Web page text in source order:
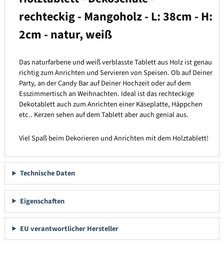
rechteckig - Mangoholz - L: 38cm - H:
2cm - natur, weiß
Das naturfarbene und weiß verblasste Tablett aus Holz ist genau
richtig zum Anrichten und Servieren von Speisen. Ob auf Deiner
Party, an der Candy Bar auf Deiner Hochzeit oder auf dem
Esszimmertisch an Weihnachten. Ideal ist das rechteckige
Dekotablett auch zum Anrichten einer Käseplatte, Häppchen
etc.. Kerzen sehen auf dem Tablett aber auch genial aus.
Viel Spaß beim Dekorieren und Anrichten mit dem Holztablett!
Technische Daten
Eigenschaften
EU verantwortlicher Hersteller